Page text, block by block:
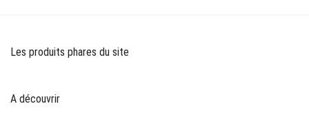
Les produits phares du site
A découvrir